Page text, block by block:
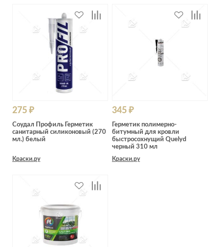
275 ₽
Соудал Профиль Герметик
санитарный силиконовый (270
мл.) белый
Краски.ру
345 ₽
Герметик полимерно-
битумный для кровли
быстросохнущий Quelyd
черный 310 мл
Краски.ру